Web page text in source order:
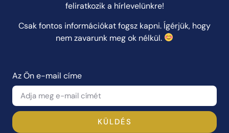
feliratkozik a hírlevelünkre!
Csak fontos információkat fogsz kapni. Ígérjük, hogy
nem zavarunk meg ok nélkül.
Az Ön e-mail címe
KÜLDÉS